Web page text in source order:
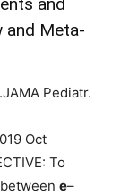
and Meta-
Pediatr.
Oct
To
e–